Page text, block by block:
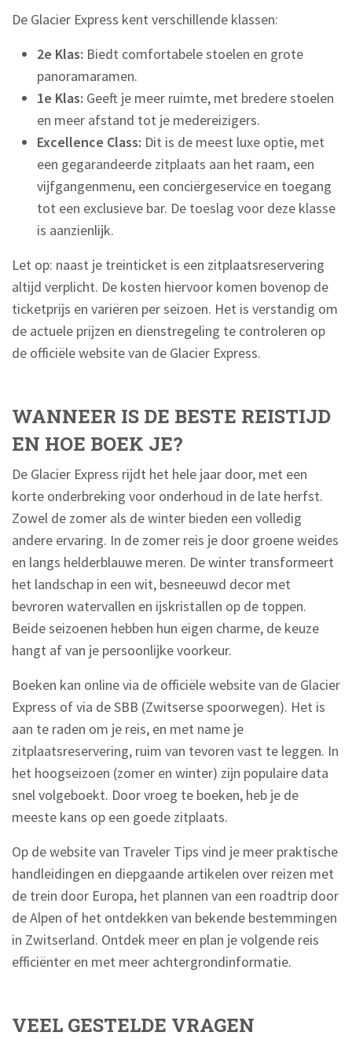
De Glacier Express kent verschillende klassen:
2e Klas: Biedt comfortabele stoelen en grote
panoramaramen.
1e Klas: Geeft je meer ruimte, met bredere stoelen
en meer afstand tot je medereizigers.
Excellence Class: Dit is de meest luxe optie, met
een gegarandeerde zitplaats aan het raam, een
vijfgangenmenu, een conciërgeservice en toegang
tot een exclusieve bar. De toeslag voor deze klasse
is aanzienlijk.
Let op: naast je treinticket is een zitplaatsreservering
altijd verplicht. De kosten hiervoor komen bovenop de
ticketprijs en variëren per seizoen. Het is verstandig om
de actuele prijzen en dienstregeling te controleren op
de officiële website van de Glacier Express.
WANNEER IS DE BESTE REISTIJD
EN HOE BOEK JE?
De Glacier Express rijdt het hele jaar door, met een
korte onderbreking voor onderhoud in de late herfst.
Zowel de zomer als de winter bieden een volledig
andere ervaring. In de zomer reis je door groene weides
en langs helderblauwe meren. De winter transformeert
het landschap in een wit, besneeuwd decor met
bevroren watervallen en ijskristallen op de toppen.
Beide seizoenen hebben hun eigen charme, de keuze
hangt af van je persoonlijke voorkeur.
Boeken kan online via de officiële website van de Glacier
Express of via de SBB (Zwitserse spoorwegen). Het is
aan te raden om je reis, en met name je
zitplaatsreservering, ruim van tevoren vast te leggen. In
het hoogseizoen (zomer en winter) zijn populaire data
snel volgeboekt. Door vroeg te boeken, heb je de
meeste kans op een goede zitplaats.
Op de website van Traveler Tips vind je meer praktische
handleidingen en diepgaande artikelen over reizen met
de trein door Europa, het plannen van een roadtrip door
de Alpen of het ontdekken van bekende bestemmingen
in Zwitserland. Ontdek meer en plan je volgende reis
efficiënter en met meer achtergrondinformatie.
VEEL GESTELDE VRAGEN